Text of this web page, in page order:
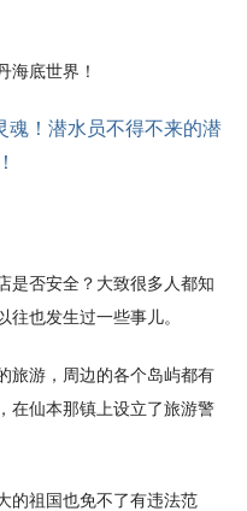
海底世界！
是否安全？大致很多人都知
也发生过一些事儿。
旅游，周边的各个岛屿都有
在仙本那镇上设立了旅游警
的祖国也免不了有违法范